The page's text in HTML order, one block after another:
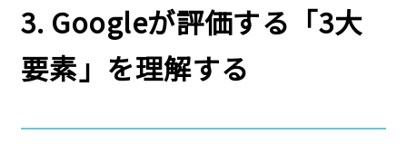
3. Googleが評価する「3大
要素」を理解する